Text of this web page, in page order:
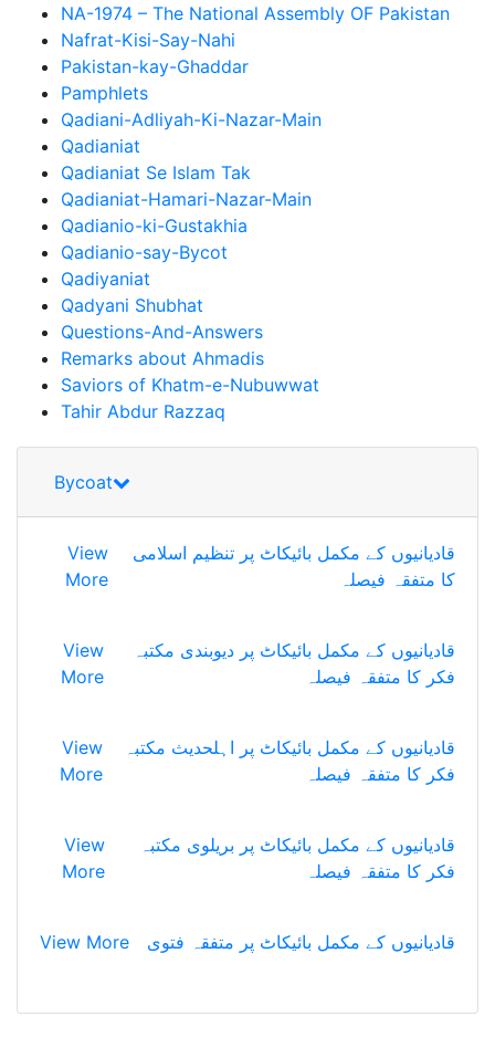
NA-1974 – The National Assembly OF Pakistan
Nafrat-Kisi-Say-Nahi
Pakistan-kay-Ghaddar
Pamphlets
Qadiani-Adliyah-Ki-Nazar-Main
Qadianiat
Qadianiat Se Islam Tak
Qadianiat-Hamari-Nazar-Main
Qadianio-ki-Gustakhia
Qadianio-say-Bycot
Qadiyaniat
Qadyani Shubhat
Questions-And-Answers
Remarks about Ahmadis
Saviors of Khatm-e-Nubuwwat
Tahir Abdur Razzaq
Bycoat
قادیانیوں کے مکمل بائیکاٹ پر تنظیم اسلامی
کا متفقہ فیصلہ
View
More
قادیانیوں کے مکمل بائیکاٹ پر دیوبندی مکتبہ
فکر کا متفقہ فیصلہ
View
More
قادیانیوں کے مکمل بائیکاٹ پر اہلحدیث مکتبہ
فکر کا متفقہ فیصلہ
View
More
قادیانیوں کے مکمل بائیکاٹ پر بریلوی مکتبہ
فکر کا متفقہ فیصلہ
View
More
قادیانیوں کے مکمل بائیکاٹ پر متفقہ فتوی View More